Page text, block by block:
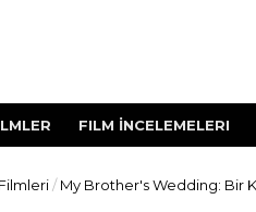
FILM İNCELEMELERI
/ My Brother's Wedding: Bir